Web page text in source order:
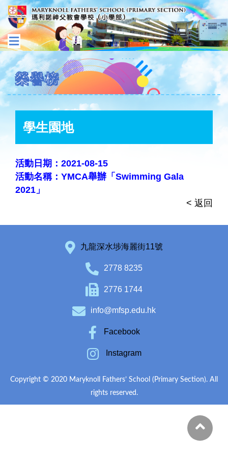
榮譽榜
學生園地
活動日期：2021-08-15
活動名稱：YMCA舉辦「Swimming Gala
2021」
< 返回
九龍深水埗海麗街11號
2778 8235
2776 1744
info@mfsp.edu.hk
Facebook
Instagram
Copyright © 2020 Maryknoll Fathers’ School (Primary Section). All
rights reserved.